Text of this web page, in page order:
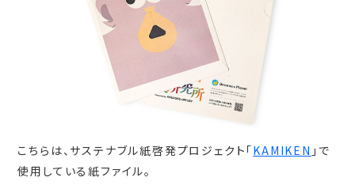
こちらは、サステナブル紙啓発プロジェクト「KAMIKEN 」で
使用している紙ファイル。